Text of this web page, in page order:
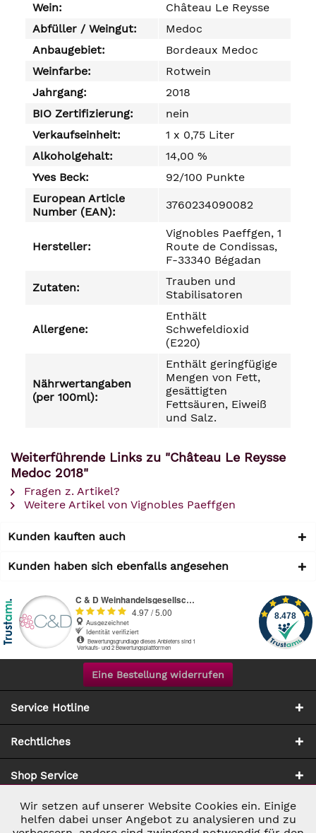
Wein:
Château Le Reysse
Abfüller / Weingut:
Medoc
Anbaugebiet:
Bordeaux Medoc
Weinfarbe:
Rotwein
Jahrgang:
2018
BIO Zertifizierung:
nein
Verkaufseinheit:
1 x 0,75 Liter
Alkoholgehalt:
14,00 %
Yves Beck:
92/100 Punkte
European Article
Number (EAN):
3760234090082
Hersteller:
Vignobles Paeffgen, 1
Route de Condissas,
F-33340 Bégadan
Zutaten:
Trauben und
Stabilisatoren
Allergene:
Enthält
Schwefeldioxid
(E220)
Nährwertangaben
(per 100ml):
Enthält geringfügige
Mengen von Fett,
gesättigten
Fettsäuren, Eiweiß
und Salz.
Weiterführende Links zu "Château Le Reysse
Medoc 2018"
Fragen z. Artikel?
Weitere Artikel von Vignobles Paeffgen
Kunden kauften auch
Kunden haben sich ebenfalls angesehen
Eine Bestellung widerrufen
Service Hotline
Rechtliches
Shop Service
Zahlung & Versand
Notwendig Aktiv
Wir setzen auf unserer Website Cookies ein. Einige
helfen dabei unser Angebot zu analysieren und zu